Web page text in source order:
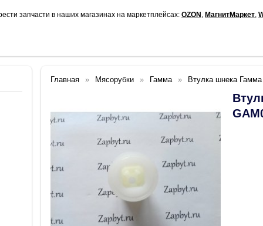
запчасти в наших магазинах на маркетплейсах: OZON МагнитМаркет
Главная Мясорубки Гамма Втулка шнека